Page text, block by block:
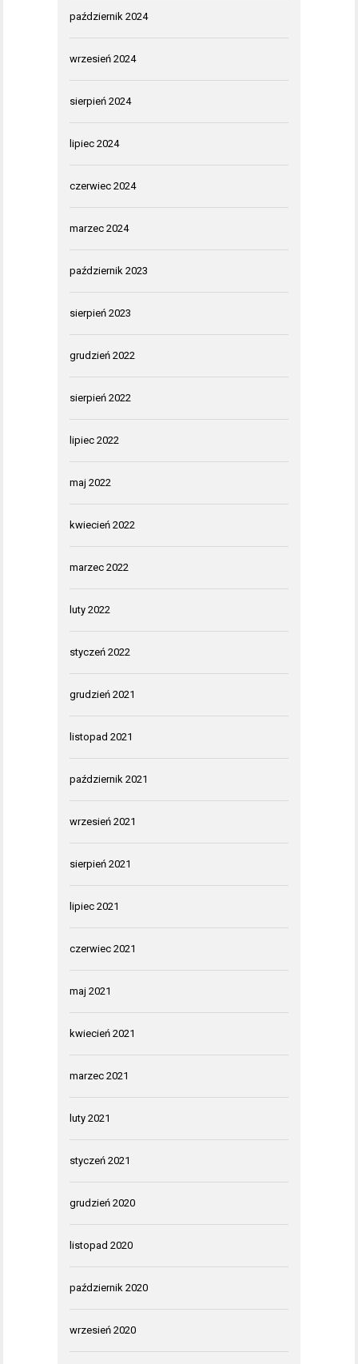
październik 2024
wrzesień 2024
sierpień 2024
lipiec 2024
czerwiec 2024
marzec 2024
październik 2023
sierpień 2023
grudzień 2022
sierpień 2022
lipiec 2022
maj 2022
kwiecień 2022
marzec 2022
luty 2022
styczeń 2022
grudzień 2021
listopad 2021
październik 2021
wrzesień 2021
sierpień 2021
lipiec 2021
czerwiec 2021
maj 2021
kwiecień 2021
marzec 2021
luty 2021
styczeń 2021
grudzień 2020
listopad 2020
październik 2020
wrzesień 2020